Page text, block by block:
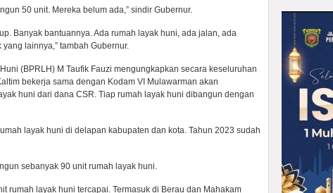
50 unit. Mereka belum ada,” sindir Gubernur.
Banyak bantuannya. Ada rumah layak huni, ada jalan, ada
lainnya,” tambah Gubernur.
(BPRLH) M Taufik Fauzi mengungkapkan secara keseluruhan
bekerja sama dengan Kodam VI Mulawarman akan
huni dari dana CSR. Tiap rumah layak huni dibangun dengan
layak huni di delapan kabupaten dan kota. Tahun 2023 sudah
sebanyak 90 unit rumah layak huni.
rumah layak huni tercapai. Termasuk di Berau dan Mahakam